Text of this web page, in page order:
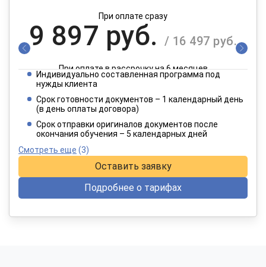
При оплате сразу
9 897 руб. / 16 497 руб.
При оплате в рассрочку на 6 месяцев
4 949 руб. / 8 249 руб.
При оплате в рассрочку на 12 месяцев
Индивидуально составленная программа под
нужды клиента
Срок готовности документов – 1 календарный день
(в день оплаты договора)
Срок отправки оригиналов документов после
окончания обучения – 5 календарных дней
Смотреть еще (3)
Оставить заявку
Подробнее о тарифах